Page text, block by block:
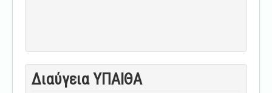
Διαύγεια ΥΠΑΙΘA